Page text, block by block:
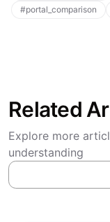
#portal_comparison
Related
Explore more
understanding